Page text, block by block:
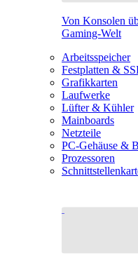
Von Konsolen
Gaming-Welt
Arbeitsspeicher
Festplatten &
Grafikkarten
Laufwerke
Lüfter & Kühler
Mainboards
Netzteile
PC-Gehäuse &
Prozessoren